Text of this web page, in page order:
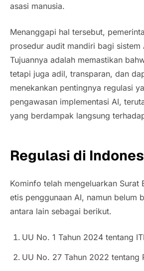
asasi manusia.
Menanggapi hal tersebut,
prosedur audit mandiri bagi
Tujuannya adalah memastikan
tetapi juga adil, transparan, dan
menekankan pentingnya regulasi
pengawasan implementasi AI,
yang berdampak langsung
Regulasi di
Kominfo telah mengeluarkan
etis penggunaan AI, namun belum
antara lain sebagai berikut.
UU No. 1 Tahun 2024 tentang
UU No. 27 Tahun 2022